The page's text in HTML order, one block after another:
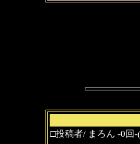
□投稿者/ まろん -0回-